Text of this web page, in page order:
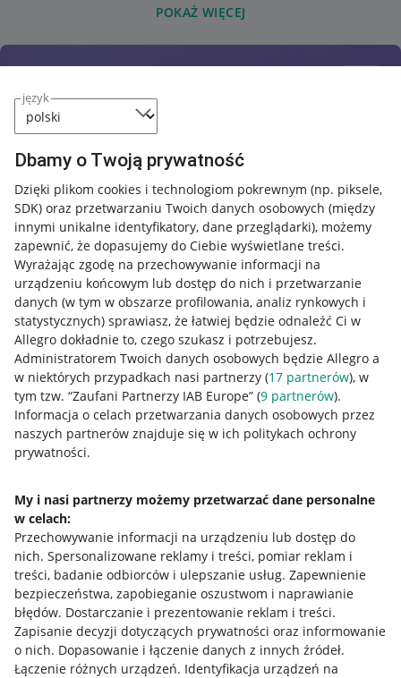
język
Dbamy o Twoją prywatność
Dzięki plikom cookies i technologiom pokrewnym (np. piksele,
SDK) oraz przetwarzaniu Twoich danych osobowych (między
innymi unikalne identyfikatory, dane przeglądarki), możemy
zapewnić, że dopasujemy do Ciebie wyświetlane treści.
Wyrażając zgodę na przechowywanie informacji na
urządzeniu końcowym lub dostęp do nich i przetwarzanie
danych (w tym w obszarze profilowania, analiz rynkowych i
statystycznych) sprawiasz, że łatwiej będzie odnaleźć Ci w
Allegro dokładnie to, czego szukasz i potrzebujesz.
Administratorem Twoich danych osobowych będzie Allegro a
w niektórych przypadkach nasi partnerzy (17 partnerów), w
tym tzw. “Zaufani Partnerzy IAB Europe” (9 partnerów).
Informacja o celach przetwarzania danych osobowych przez
naszych partnerów znajduje się w ich politykach ochrony
prywatności.
My i nasi partnerzy możemy przetwarzać dane personalne
w celach:
Przechowywanie informacji na urządzeniu lub dostęp do
nich. Spersonalizowane reklamy i treści, pomiar reklam i
treści, badanie odbiorców i ulepszanie usług. Zapewnienie
bezpieczeństwa, zapobieganie oszustwom i naprawianie
błędów. Dostarczanie i prezentowanie reklam i treści.
Zapisanie decyzji dotyczących prywatności oraz informowanie
o nich. Dopasowanie i łączenie danych z innych źródeł.
Łączenie różnych urządzeń. Identyfikacja urządzeń na
POKAŻ WIĘCEJ
Przydatne informacje
Jak to działa
Allegro Gadane dla sprzedających
Allegro Gadane dla kupujących
Mapa miejscowości
Informacje prawne
Regulamin